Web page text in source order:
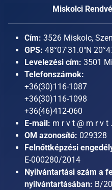
Miskolci
Cím: 3526 Miskolc,
GPS: 48°07'31.0"N
Levelezési cím: 3501
Telefonszámok:
+36(30)116-1087
+36(30)116-1098
+36(46)412-060
E-mail: m r v t @ m r v t
OM azonosító: 029328
Felnőttképzési
E-000280/2014
Nyilvántartási szám a
nyilvántartásában: B/